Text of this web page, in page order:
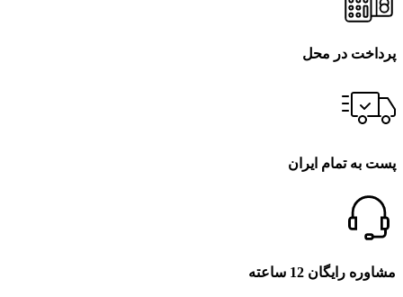
پرداخت در محل
پست به تمام ایران
مشاوره رایگان 12 ساعته